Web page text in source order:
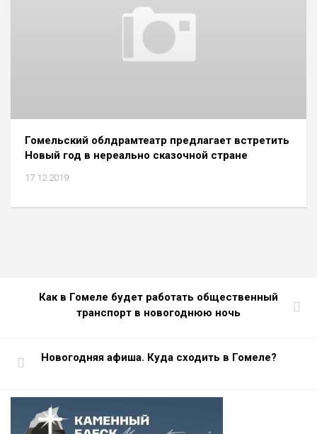
Гомельский облдрамтеатр предлагает встретить
Новый год в нереально сказочной стране
17.12.2019
Как в Гомеле будет работать общественный
транспорт в новогоднюю ночь
Новогодняя афиша. Куда сходить в Гомеле?